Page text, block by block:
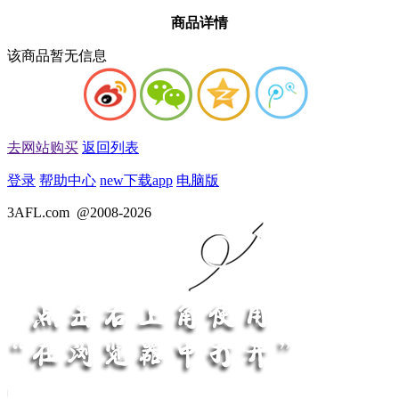
商品详情
该商品暂无信息
去网站购买 返回列表
登录 帮助中心 new下载app 电脑版
3AFL.com @2008-2026